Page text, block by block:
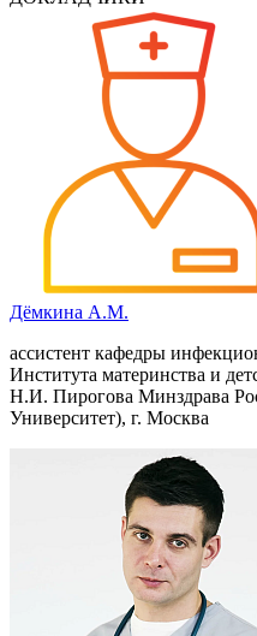
Дёмкина А.М.
ассистент кафедры
Института материнства и
Н.И. Пирогова Минздрава
Университет), г. Москва